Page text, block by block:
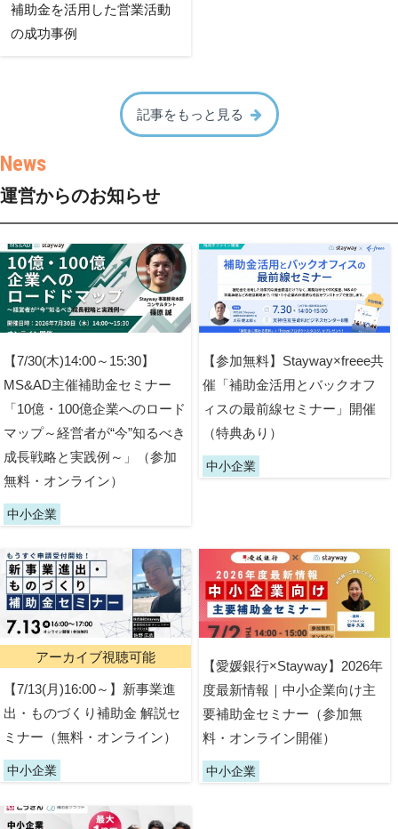
補助金を活用した営業活動
の成功事例
記事をもっと見る
運営からのお知らせ
【7/30(木)14:00～15:30】
MS&AD主催補助金セミナー
「10億・100億企業へのロード
マップ～経営者が“今”知るべき
成長戦略と実践例～」（参加
無料・オンライン）
中小企業
【参加無料】Stayway×freee共
催「補助金活用とバックオフ
ィスの最前線セミナー」開催
（特典あり）
中小企業
アーカイブ視聴可能
【7/13(月)16:00～】新事業進
出・ものづくり補助金 解説セ
ミナー（無料・オンライン）
中小企業
【愛媛銀行×Stayway】2026年
度最新情報｜中小企業向け主
要補助金セミナー（参加無
料・オンライン開催）
中小企業